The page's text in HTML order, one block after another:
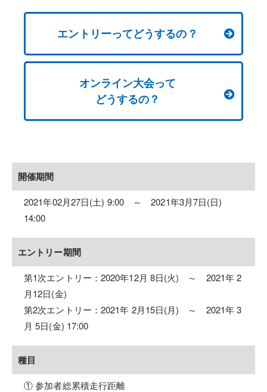
エントリーってどうするの？
オンライン大会って
どうするの？
開催期間
2021年02月27日(土) 9:00 ～ 2021年3月7日(日)
14:00
エントリー期間
第1次エントリー：2020年12月 8日(火) ～ 2021年 2
月12日(金)
第2次エントリー：2021年 2月15日(月) ～ 2021年 3
月 5日(金) 17:00
種目
① 参加者総累積走行距離